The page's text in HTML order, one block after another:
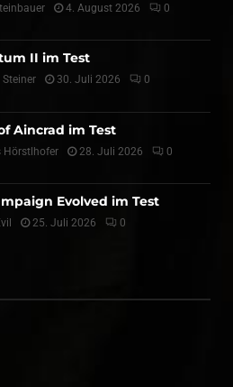
4. August 2026 0
II im Test
Steiner 30. Juli 2026 0
Aincrad im Test
Hörstlhofer 28. Juli 2026 0
Evolved im Test
25. Juli 2026 0